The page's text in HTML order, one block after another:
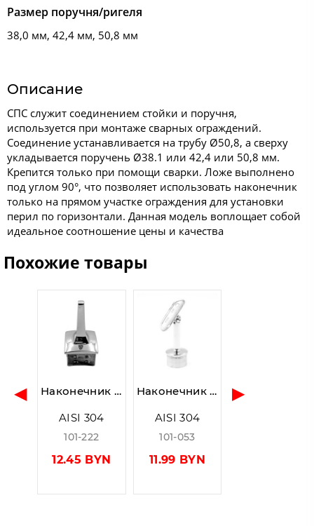
Размер поручня/ригеля
38,0 мм, 42,4 мм, 50,8 мм
Описание
СПС служит соединением стойки и поручня,
используется при монтаже сварных ограждений.
Соединение устанавливается на трубу Ø50,8, а сверху
укладывается поручень Ø38.1 или 42,4 или 50,8 мм.
Крепится только при помощи сварки. Ложе выполнено
под углом 90°, что позволяет использовать наконечник
только на прямом участке ограждения для установки
перил по горизонтали. Данная модель воплощает собой
идеальное соотношение цены и качества
Похожие товары
◀
Наконечник штырь сварной на стойку 40х40 мм, AISI 304, Grit 600, зеркальный
AISI 304
101-222
12.45 BYN
Наконечник штырь с ложементом (Ø50.8) регулируемый, Ø38.1×1.5 мм, AISI 304, GRIT 600, зеркальный
AISI 304
101-053
11.99 BYN
▶